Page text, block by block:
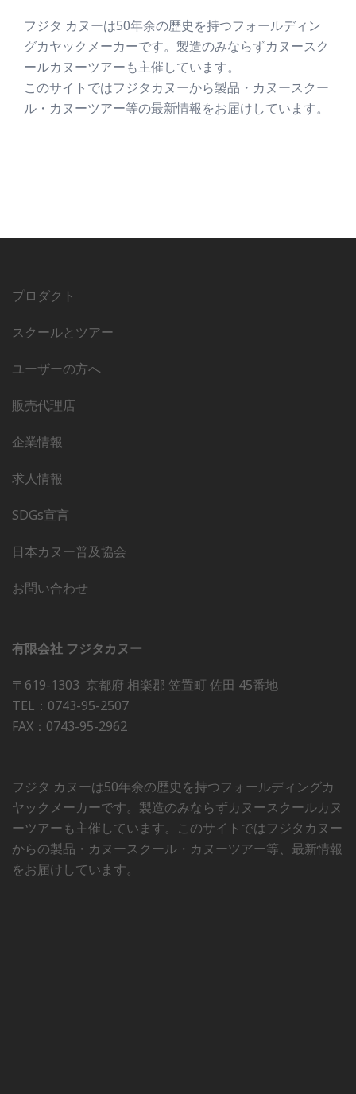
フジタ カヌーは50年余の歴史を持つフォールディン
グカヤックメーカーです。製造のみならずカヌースク
ールカヌーツアーも主催しています。
このサイトではフジタカヌーから製品・カヌースクー
ル・カヌーツアー等の最新情報をお届けしています。
プロダクト
スクールとツアー
ユーザーの方へ
販売代理店
企業情報
求人情報
SDGs宣言
日本カヌー普及協会
お問い合わせ
有限会社 フジタカヌー
〒619-1303 京都府 相楽郡 笠置町 佐田 45番地
TEL：0743-95-2507
FAX：0743-95-2962
フジタ カヌーは50年余の歴史を持つフォールディングカ
ヤックメーカーです。製造のみならずカヌースクールカヌ
ーツアーも主催しています。このサイトではフジタカヌー
からの製品・カヌースクール・カヌーツアー等、最新情報
をお届けしています。